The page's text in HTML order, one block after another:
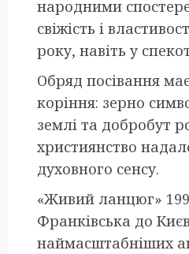
народними
свіжість і
року, навіть у
Обряд посівання
коріння: зерно
землі та добробут
християнство
духовного сенсу.
«Живий ланцюг»
Франківська до
наймасштабніших